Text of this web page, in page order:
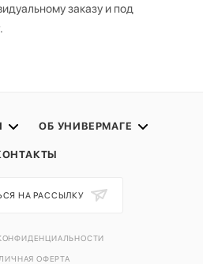
заказу и под
ОБ УНИВЕРМАГЕ
НА РАССЫЛКУ
ОФЕРТА